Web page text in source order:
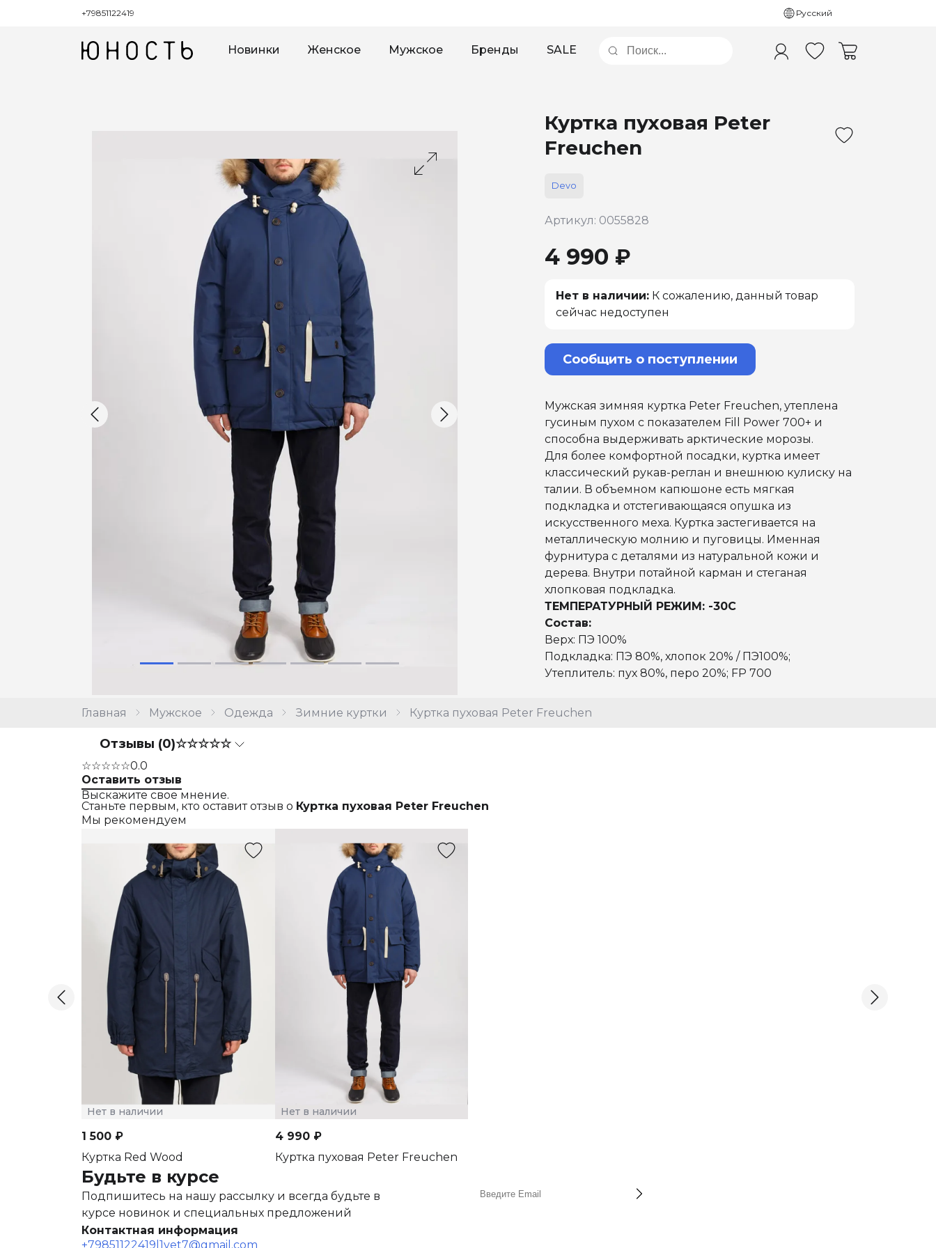
+79851122419 Русский
Новинки Женское Мужское Бренды SALE
Главная Мужское Одежда Зимние куртки Куртка пуховая Peter Freuchen
Куртка пуховая Peter
Freuchen
Devo
Артикул: 0055828
4 990 ₽
Нет в наличии: К сожалению, данный товар
сейчас недоступен
Сообщить о поступлении
Мужская зимняя куртка Peter Freuchen, утеплена
гусиным пухом с показателем Fill Power 700+ и
способна выдерживать арктические морозы.
Для более комфортной посадки, куртка имеет
классический рукав-реглан и внешнюю кулиску на
талии. В объемном капюшоне есть мягкая
подкладка и отстегивающаяся опушка из
искусственного меха. Куртка застегивается на
металлическую молнию и пуговицы. Именная
фурнитура с деталями из натуральной кожи и
дерева. Внутри потайной карман и стеганая
хлопковая подкладка.
ТЕМПЕРАТУРНЫЙ РЕЖИМ: -30С
Состав:
Верх: ПЭ 100%
Подкладка: ПЭ 80%, хлопок 20% / ПЭ100%;
Утеплитель: пух 80%, перо 20%; FP 700
Отзывы (0)☆☆☆☆☆
☆☆☆☆☆0.0
Оставить отзыв
Выскажите свое мнение.
Станьте первым, кто оставит отзыв о Куртка пуховая Peter Freuchen
Мы рекомендуем
Нет в наличии
1 500 ₽
Куртка Red Wood
Нет в наличии
4 990 ₽
Куртка пуховая Peter Freuchen
Будьте в курсе
Подпишитесь на нашу рассылку и всегда будьте в
курсе новинок и специальных предложений
Контактная информация
+79851122419 l1vet7@gmail.com